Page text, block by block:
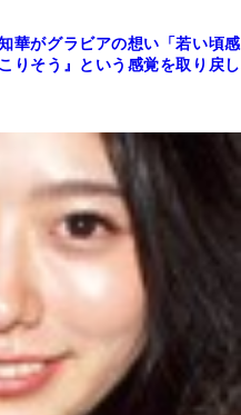
華がグラビアの想い「若い頃感
りそう』という感覚を取り戻し